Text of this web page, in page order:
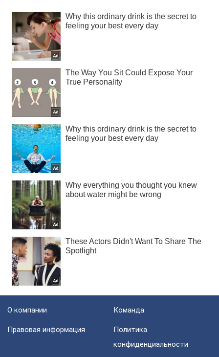
О компании Команда
Правовая информация
Политика
конфиденциальности